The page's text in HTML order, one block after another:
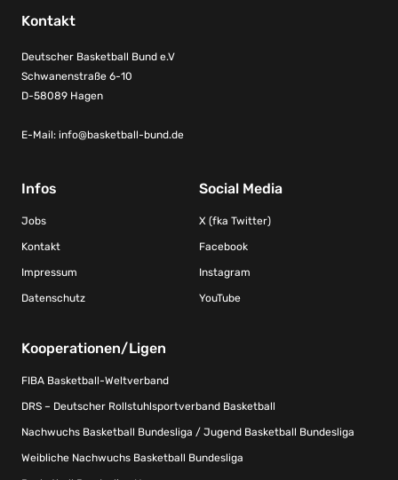
Kontakt
Deutscher Basketball Bund e.V
Schwanenstraße 6-10
D-58089 Hagen
E-Mail: info@basketball-bund.de
Infos
Jobs
Kontakt
Impressum
Datenschutz
Social Media
X (fka Twitter)
Facebook
Instagram
YouTube
Kooperationen/Ligen
FIBA Basketball-Weltverband
DRS – Deutscher Rollstuhlsportverband Basketball
Nachwuchs Basketball Bundesliga / Jugend Basketball Bundesliga
Weibliche Nachwuchs Basketball Bundesliga